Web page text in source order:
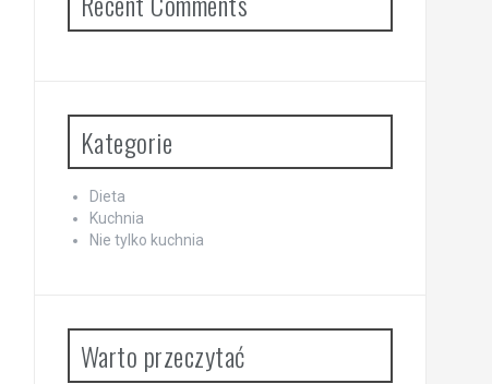
Kategorie
Dieta
Kuchnia
Nie tylko kuchnia
Warto przeczytać